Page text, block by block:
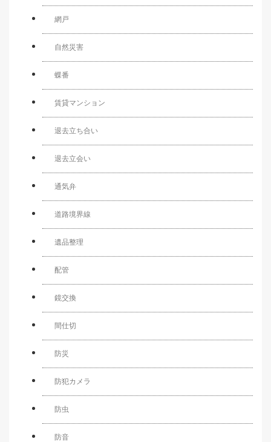
網戸
自然災害
蝶番
賃貸マンション
退去立ち合い
退去立会い
通気弁
道路境界線
遺品整理
配管
鏡交換
間仕切
防災
防犯カメラ
防虫
防音